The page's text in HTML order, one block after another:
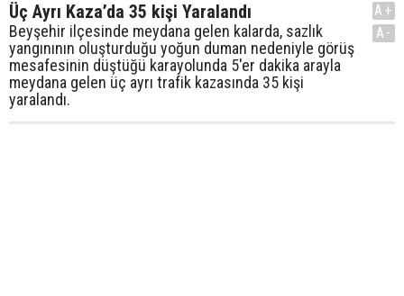
Üç Ayrı Kaza’da 35 kişi Yaralandı
Beyşehir ilçesinde meydana gelen kalarda, sazlık
yangınının oluşturduğu yoğun duman nedeniyle görüş
mesafesinin düştüğü karayolunda 5'er dakika arayla
meydana gelen üç ayrı trafik kazasında 35 kişi
yaralandı.
A+
A-